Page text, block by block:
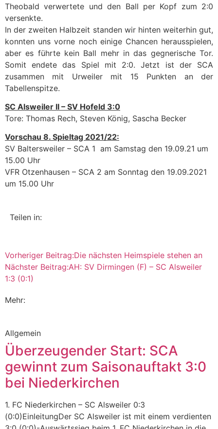
Theobald verwertete und den Ball per Kopf zum 2:0
versenkte.
In der zweiten Halbzeit standen wir hinten weiterhin gut,
konnten uns vorne noch einige Chancen herausspielen,
aber es führte kein Ball mehr in das gegnerische Tor.
Somit endete das Spiel mit 2:0. Jetzt ist der SCA
zusammen mit Urweiler mit 15 Punkten an der
Tabellenspitze.
SC Alsweiler II – SV Hofeld 3:0
Tore: Thomas Rech, Steven König, Sascha Becker
Vorschau 8. Spieltag 2021/22:
SV Baltersweiler – SCA 1 am Samstag den 19.09.21 um
15.00 Uhr
VFR Otzenhausen – SCA 2 am Sonntag den 19.09.2021
um 15.00 Uhr
Teilen in:
Vorheriger Beitrag:Die nächsten Heimspiele stehen an
Nächster Beitrag:AH: SV Dirmingen (F) – SC Alsweiler
1:3 (0:1)
Mehr:
Allgemein
Überzeugender Start: SCA
gewinnt zum Saisonauftakt 3:0
bei Niederkirchen
1. FC Niederkirchen – SC Alsweiler 0:3
(0:0)EinleitungDer SC Alsweiler ist mit einem verdienten